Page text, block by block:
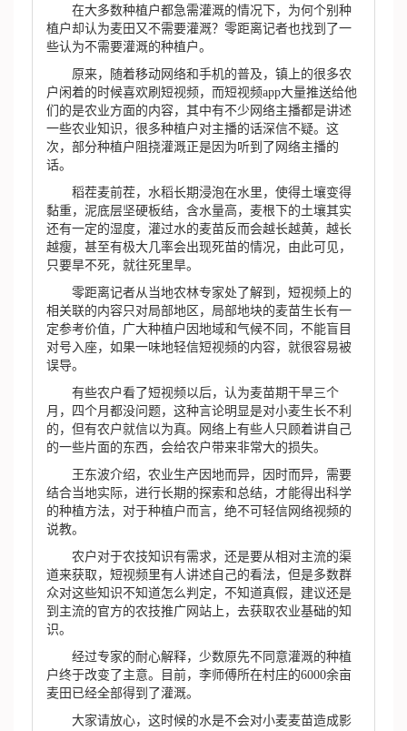
在大多数种植户都急需灌溉的情况下，为何个别种
植户却认为麦田又不需要灌溉？零距离记者也找到了一
些认为不需要灌溉的种植户。
原来，随着移动网络和手机的普及，镇上的很多农
户闲着的时候喜欢刷短视频，而短视频app大量推送给他
们的是农业方面的内容，其中有不少网络主播都是讲述
一些农业知识，很多种植户对主播的话深信不疑。这
次，部分种植户阻挠灌溉正是因为听到了网络主播的
话。
稻茬麦前茬，水稻长期浸泡在水里，使得土壤变得
黏重，泥底层坚硬板结，含水量高，麦根下的土壤其实
还有一定的湿度，灌过水的麦苗反而会越长越黄，越长
越瘦，甚至有极大几率会出现死苗的情况，由此可见，
只要旱不死，就往死里旱。
零距离记者从当地农林专家处了解到，短视频上的
相关联的内容只对局部地区，局部地块的麦苗生长有一
定参考价值，广大种植户因地域和气候不同，不能盲目
对号入座，如果一味地轻信短视频的内容，就很容易被
误导。
有些农户看了短视频以后，认为麦苗期干旱三个
月，四个月都没问题，这种言论明显是对小麦生长不利
的，但有农户就信以为真。网络上有些人只顾着讲自己
的一些片面的东西，会给农户带来非常大的损失。
王东波介绍，农业生产因地而异，因时而异，需要
结合当地实际，进行长期的探索和总结，才能得出科学
的种植方法，对于种植户而言，绝不可轻信网络视频的
说教。
农户对于农技知识有需求，还是要从相对主流的渠
道来获取，短视频里有人讲述自己的看法，但是多数群
众对这些知识不知道怎么判定，不知道真假，建议还是
到主流的官方的农技推广网站上，去获取农业基础的知
识。
经过专家的耐心解释，少数原先不同意灌溉的种植
户终于改变了主意。目前，李师傅所在村庄的6000余亩
麦田已经全部得到了灌溉。
大家请放心，这时候的水是不会对小麦麦苗造成影